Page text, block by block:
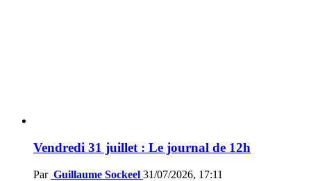
Vendredi 31 juillet : Le journal de 12h
Par Guillaume Sockeel 31/07/2026, 17:11